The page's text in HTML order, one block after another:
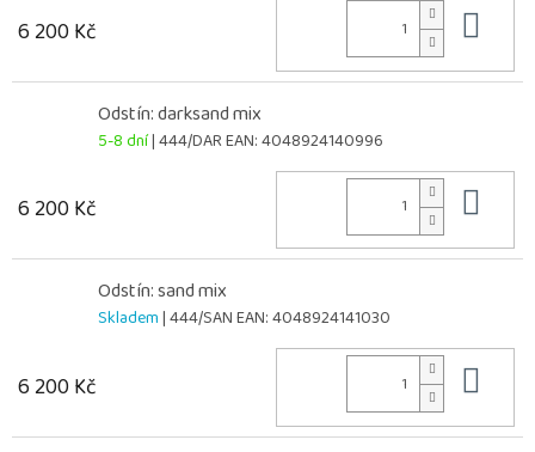
6 200 Kč
Odstín: darksand mix
5-8 dní| 444/DAREAN:4048924140996
6 200 Kč
Odstín: sand mix
Skladem| 444/SANEAN:4048924141030
6 200 Kč